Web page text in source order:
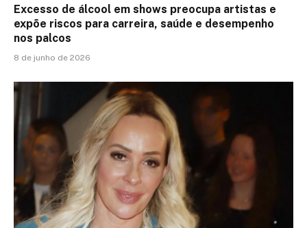
Excesso de álcool em shows preocupa artistas e
expõe riscos para carreira, saúde e desempenho
nos palcos
8 de junho de 2026